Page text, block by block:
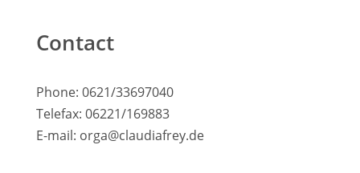
Contact
Phone: 0621/33697040
Telefax: 06221/169883
E-mail: orga@claudiafrey.de